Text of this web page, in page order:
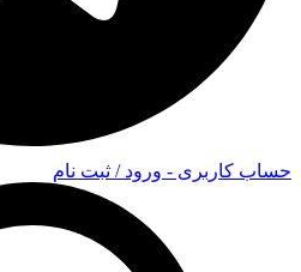
کاربری - ورود / ثبت نام